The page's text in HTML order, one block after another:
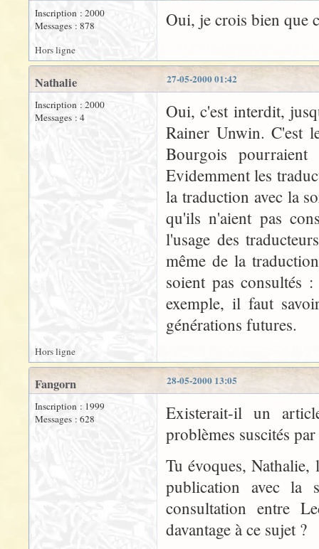
Inscription : 2000
Messages : 878
Oui, je crois bien que
Hors ligne
27-05-2000 01:42
Nathalie
Inscription : 2000
Messages : 4
Oui, c'est interdit,
Rainer Unwin. C'est
Bourgois
Evidemment les
la traduction avec la
qu'ils n'aient pas
l'usage des
même de la
soient pas consultés
exemple, il faut
générations futures.
Hors ligne
28-05-2000 13:05
Fangorn
Inscription : 1999
Messages : 628
Existerait-il un
problèmes suscités
Tu évoques,
publication avec la
consultation entre
davantage à ce sujet ?